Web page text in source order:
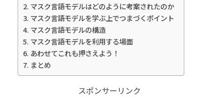
マスク言語モデルはどのように考案されたのか
マスク言語モデルを学ぶ上でつまづくポイント
マスク言語モデルの構造
マスク言語モデルを利用する場面
あわせてこれも押さえよう！
まとめ
スポンサーリンク